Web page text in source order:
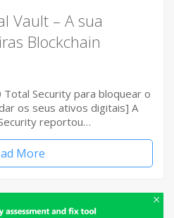
Vault – A sua
Blockchain
Security para bloquear o
os seus ativos digitais] A
reportou…
More